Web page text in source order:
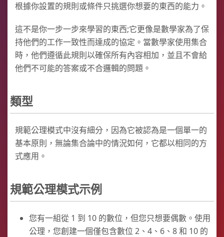
根據你設置的規則或條件只挑選你想要的東西的能力。
這不是你一步一步來學習的東西;它更像是數學家為了保
持他們的工作一致性而達成的協定。當數學家使用集合
時，他們遵循此規則以確保所有內容相加，並且不會給
他們不可能的答案或不合邏輯的問題。
類型
規範公理模式中沒有細分，因為它被認為是一個單一的
基本原則，無論集合論中的情況如何，它都以相同的方
式應用。
規範公理模式示例
您有一組從 1 到 10 的數位，但您只想要偶數。使用
公理，您創建一個僅包含數位 2、4、6、8 和 10 的